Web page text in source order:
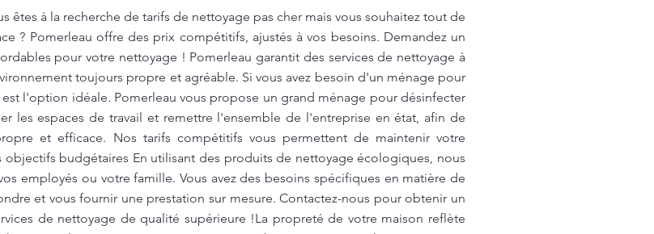
êtes à la recherche de tarifs de nettoyage pas cher mais vous souhaitez tout de
? Pomerleau offre des prix compétitifs, ajustés à vos besoins. Demandez un
pour votre nettoyage ! Pomerleau garantit des services de nettoyage à
toujours propre et agréable. Si vous avez besoin d'un ménage pour
l'option idéale. Pomerleau vous propose un grand ménage pour désinfecter
les espaces de travail et remettre l'ensemble de l'entreprise en état, afin de
et efficace. Nos tarifs compétitifs vous permettent de maintenir votre
budgétaires En utilisant des produits de nettoyage écologiques, nous
employés ou votre famille. Vous avez des besoins spécifiques en matière de
et vous fournir une prestation sur mesure. Contactez-nous pour obtenir un
de nettoyage de qualité supérieure !La propreté de votre maison reflète